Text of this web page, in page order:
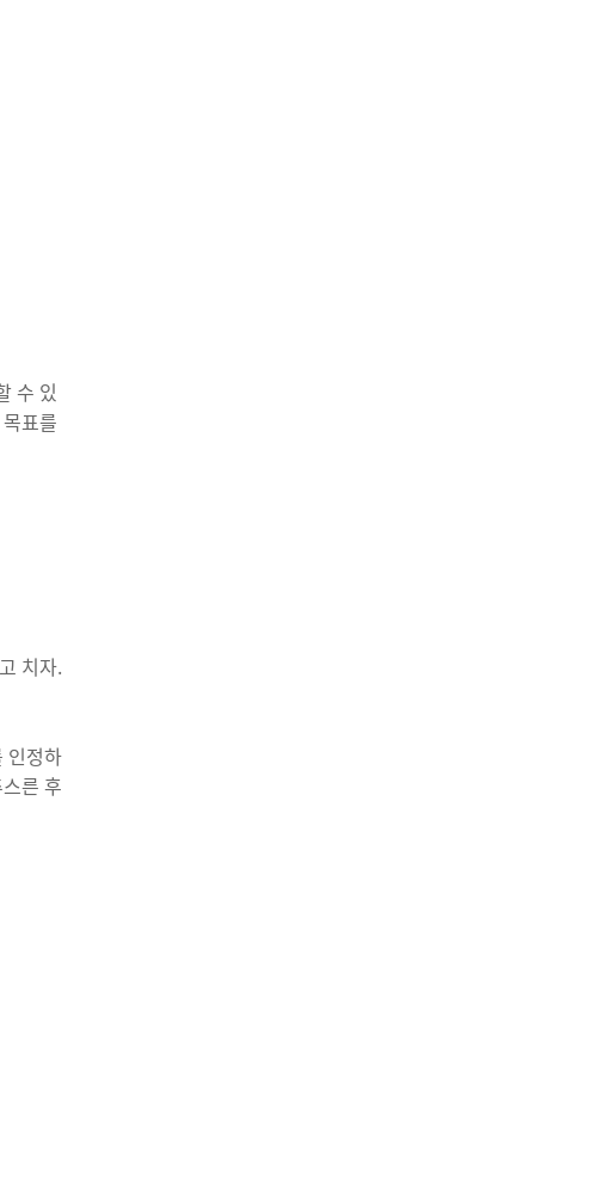
수 있
표를
치자.
인정하
른 후